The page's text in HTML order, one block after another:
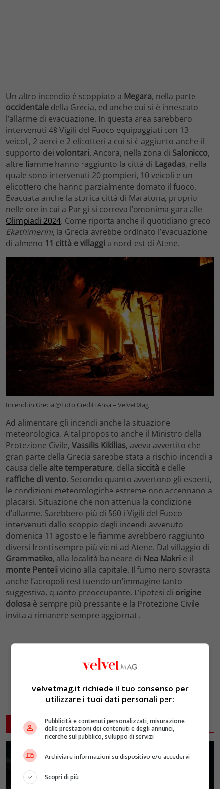
Un altro incendio è scoppiato a Megara, nella parte
occidentale della Grecia, ed anche qui si è innescato
l’allarme di evacuazione. In questa area sarebbero
intervenuti 48 Vigili del Fuoco equipaggiati con 13
veicoli, 2 aerei e 2 elicotteri a cui si è aggiunto anche il
supporto dei volontari. Ancora, nella zona di Salonicco,
altre fiamme hanno raggiunto la città di Lagadas, nella
quale sono intervenuti 20 pompieri, 10 veicoli e un
elicottero che hanno parzialmente domato il fuoco.
Evacuata anche la storica città di Maratona, proprio
nelle ore in cui a Parigi si correva l’omonima gara alle
Olimpiadi 2024. Come riporta anche il quotidiano greco
Ekathimerini, la Grecia avrebbe ordinato l’evacuazione
di almeno 11 città e villaggi a nord-est di Atene.
Incendi in Grecia @Foto Crediti Ansa – VelvetMag
Ad alimentare gli incendi anche la situazione
meteorologica. A tal proposito anche il Ministro della
Protezione Civile, Vassilis Kikilias, aveva avvertito che
gran parte della Grecia sarebbe stata a rischio incendi a
causa delle alte temperature, della siccità e delle
raffiche di vento. Secondo quanto avvertono gli esperti,
le condizioni meteorologiche estreme non accennano a
placarsi. Situazione che non attenua la condizione
d’allarme. Sarebbero più di 560 i Vigili del Fuoco
intervenuti dallo scoppio degli incendi avvenuto
domenica 11 agosto e le fiamme avrebbero raggiunto
diversi fronti sempre più vicini ad Atene. Dal villaggio di
Grammatiko, alla località balneare di Nea Makri e il
monte Pentelivicino alla capitale. Il fumo nero sovrasta
anche l’acropoli restituendo un’immagine tanto
suggestiva, quanto preoccupante. L’ipotesi di origine
dolosa è sempre più pressante e la Protezione Civile
invita a rimanere sempre aggiornati.
ARTICOLI CORRELATI
velvetmag.it richiede il tuo consenso per
utilizzare i tuoi dati personali per:
Pubblicità e contenuti personalizzati, misurazione
delle prestazioni dei contenuti e degli annunci,
ricerche sul pubblico, sviluppo di servizi
Archiviare informazioni su dispositivo e/o accedervi
Scopri di più